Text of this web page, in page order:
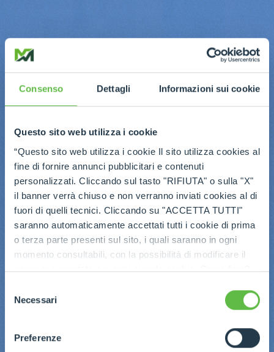
Consenso Dettagli Informazioni sui cookie
Questo sito web utilizza i cookie
“Questo sito web utilizza i cookie Il sito utilizza cookies al
fine di fornire annunci pubblicitari e contenuti
personalizzati. Cliccando sul tasto "RIFIUTA" o sulla "X"
il banner verrà chiuso e non verranno inviati cookies al di
fuori di quelli tecnici. Cliccando su "ACCETTA TUTTI"
saranno automaticamente accettati tutti i cookie di prima
o terza parte presenti sul sito, i quali saranno in ogni
momento consultabili, con la possibilità di modificare il
consenso prestato per ogni singolo cookie. Come fare?
ogni pagina, selezionare "Modifichi il suo consenso" e
dell'informativa completa nel footer presente in ogni
pagina. Per esercitare i diritti riconosciuti all'interessato ai
delNecessari
Preferenze